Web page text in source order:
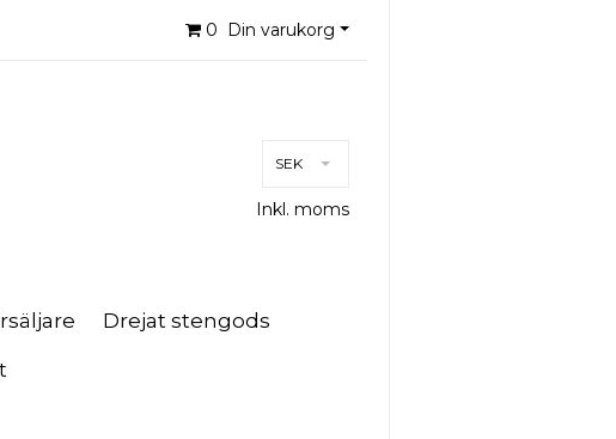
0 Din varukorg
SEK
Inkl. moms
Drejat stengods